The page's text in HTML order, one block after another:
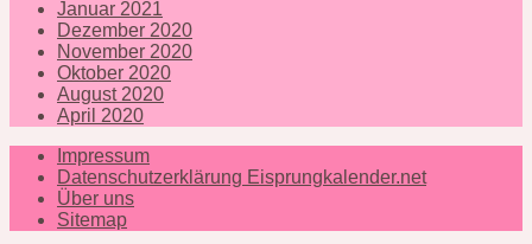
Januar 2021
Dezember 2020
November 2020
Oktober 2020
August 2020
April 2020
Impressum
Datenschutzerklärung Eisprungkalender.net
Über uns
Sitemap